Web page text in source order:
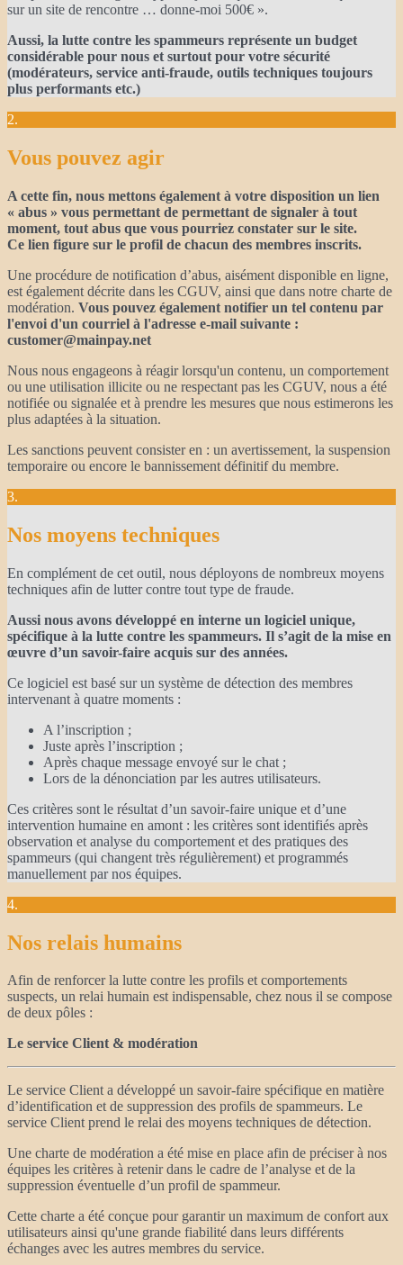
sur un site de rencontre … donne-moi 500€ ».
Aussi, la lutte contre les spammeurs représente un budget
considérable pour nous et surtout pour votre sécurité
(modérateurs, service anti-fraude, outils techniques toujours
plus performants etc.)
2.
Vous pouvez agir
A cette fin, nous mettons également à votre disposition un lien
« abus » vous permettant de permettant de signaler à tout
moment, tout abus que vous pourriez constater sur le site.
Ce lien figure sur le profil de chacun des membres inscrits.
Une procédure de notification d’abus, aisément disponible en ligne,
est également décrite dans les CGUV, ainsi que dans notre charte de
modération. Vous pouvez également notifier un tel contenu par
l'envoi d'un courriel à l'adresse e-mail suivante :
customer@mainpay.net
Nous nous engageons à réagir lorsqu'un contenu, un comportement
ou une utilisation illicite ou ne respectant pas les CGUV, nous a été
notifiée ou signalée et à prendre les mesures que nous estimerons les
plus adaptées à la situation.
Les sanctions peuvent consister en : un avertissement, la suspension
temporaire ou encore le bannissement définitif du membre.
3.
Nos moyens techniques
En complément de cet outil, nous déployons de nombreux moyens
techniques afin de lutter contre tout type de fraude.
Aussi nous avons développé en interne un logiciel unique,
spécifique à la lutte contre les spammeurs. Il s’agit de la mise en
œuvre d’un savoir-faire acquis sur des années.
Ce logiciel est basé sur un système de détection des membres
intervenant à quatre moments :
A l’inscription ;
Juste après l’inscription ;
Après chaque message envoyé sur le chat ;
Lors de la dénonciation par les autres utilisateurs.
Ces critères sont le résultat d’un savoir-faire unique et d’une
intervention humaine en amont : les critères sont identifiés après
observation et analyse du comportement et des pratiques des
spammeurs (qui changent très régulièrement) et programmés
manuellement par nos équipes.
4.
Nos relais humains
Afin de renforcer la lutte contre les profils et comportements
suspects, un relai humain est indispensable, chez nous il se compose
de deux pôles :
Le service Client & modération
Le service Client a développé un savoir-faire spécifique en matière
d’identification et de suppression des profils de spammeurs. Le
service Client prend le relai des moyens techniques de détection.
Une charte de modération a été mise en place afin de préciser à nos
équipes les critères à retenir dans le cadre de l’analyse et de la
suppression éventuelle d’un profil de spammeur.
Cette charte a été conçue pour garantir un maximum de confort aux
utilisateurs ainsi qu'une grande fiabilité dans leurs différents
échanges avec les autres membres du service.